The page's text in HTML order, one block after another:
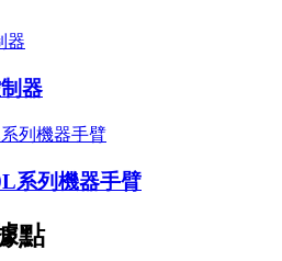
器
系列機器手臂
點